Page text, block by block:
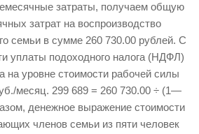
затраты, получаем общую
затрат на воспроизводство
семьи в сумме 260 730.00 рублей. С
уплаты подоходного налога (НДФЛ)
на уровне стоимости рабочей силы
месяц. 299 689 = 260 730.00 ÷ (1—
денежное выражение стоимости
членов семьи из пяти человек